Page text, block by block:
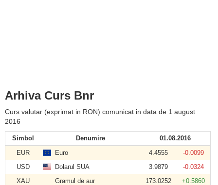
Arhiva Curs Bnr
Curs valutar (exprimat in RON) comunicat in data de 1 august
2016
Simbol Denumire
01.08.2016
EUR
Euro 4.4555
-0.0099
USD
Dolarul SUA 3.9879
-0.0324
XAU
Gramul de aur 173.0252
+0.5860